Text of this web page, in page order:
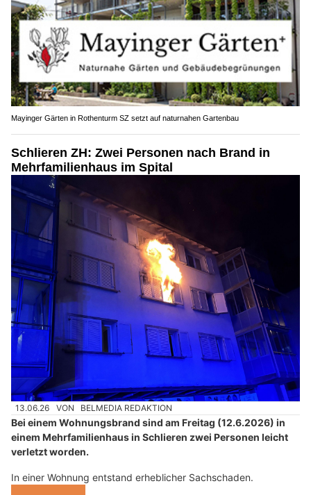
Mayinger Gärten in Rothenturm SZ setzt auf naturnahen Gartenbau
Schlieren ZH: Zwei Personen nach Brand in
Mehrfamilienhaus im Spital
13.06.26 VON BELMEDIA REDAKTION
Bei einem Wohnungsbrand sind am Freitag (12.6.2026) in
einem Mehrfamilienhaus in Schlieren zwei Personen leicht
verletzt worden.
In einer Wohnung entstand erheblicher Sachschaden.